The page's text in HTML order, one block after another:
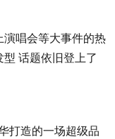
唱会等大事件的热
话题依旧登上了
打造的一场超级品